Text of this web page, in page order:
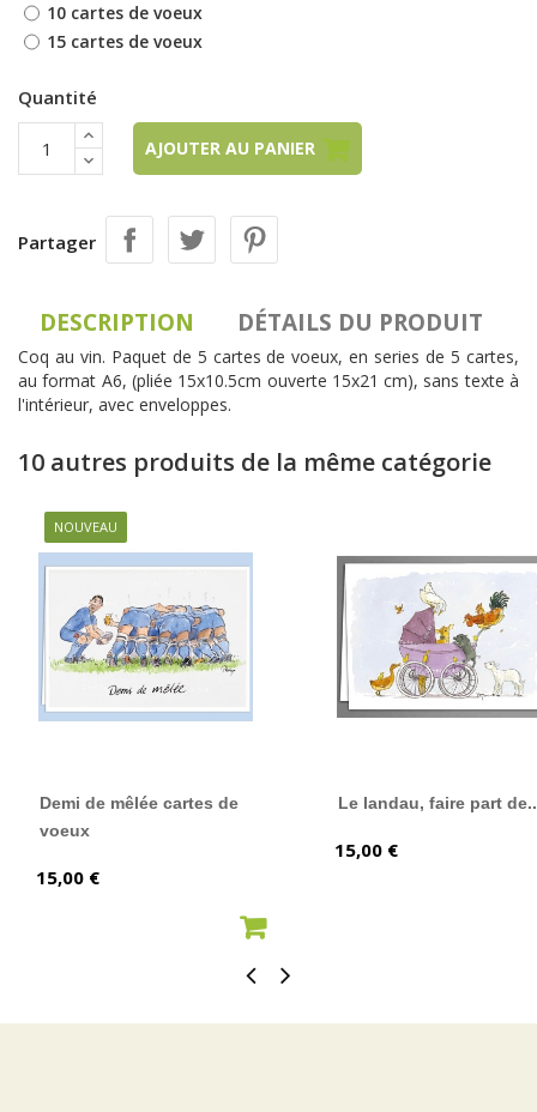
10 cartes de voeux
15 cartes de voeux
Quantité
AJOUTER AU PANIER
Partager
DESCRIPTION DÉTAILS DU PRODUIT
Coq au vin. Paquet de 5 cartes de voeux, en series de 5 cartes,
au format A6, (pliée 15x10.5cm ouverte 15x21 cm), sans texte à
l'intérieur, avec enveloppes.
10 autres produits de la même catégorie
NOUVEAU
Demi de mêlée cartes de
voeux
Prix
15,00 €
Le landau, faire part
Prix
15,00 €